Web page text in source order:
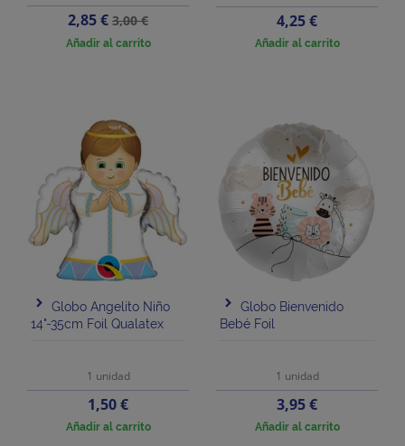
Precio
2,85 €Precio
base
3,00 €
Añadir al carrito
Precio
4,25 €
Añadir al carrito
Globo Angelito Niño
14"-35cm Foil Qualatex
1 unidad
Precio
1,50 €
Añadir al carrito
Globo Bienvenido
Bebé Foil
1 unidad
Precio
3,95 €
Añadir al carrito